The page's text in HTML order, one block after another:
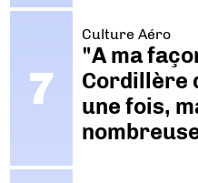
Culture Aéro
"A ma
Cordillère
une fois,